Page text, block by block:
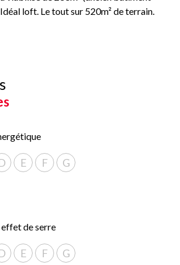
loft. Le tout sur 520m² de terrain.
E F G
effet de serre
E F G